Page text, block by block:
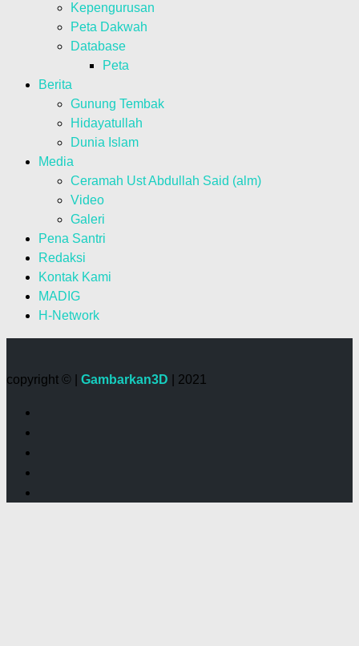
Kepengurusan
Peta Dakwah
Database
Peta
Berita
Gunung Tembak
Hidayatullah
Dunia Islam
Media
Ceramah Ust Abdullah Said (alm)
Video
Galeri
Pena Santri
Redaksi
Kontak Kami
MADIG
H-Network
copyright © | Gambarkan3D | 2021